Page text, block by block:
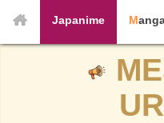
Japanime